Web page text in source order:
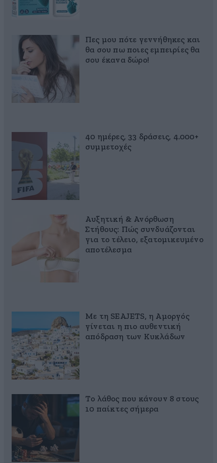
Πες μου πότε γεννήθηκες και
θα σου πω ποιες εμπειρίες θα
σου έκανα δώρο!
40 ημέρες, 33 δράσεις, 4.000+
συμμετοχές
Αυξητική & Ανόρθωση
Στήθους: Πώς συνδυάζονται
για το τέλειο, εξατομικευμένο
αποτέλεσμα
Με τη SEAJETS, η Αμοργός
γίνεται η πιο αυθεντική
απόδραση των Κυκλάδων
Το λάθος που κάνουν 8 στους
10 παίκτες σήμερα